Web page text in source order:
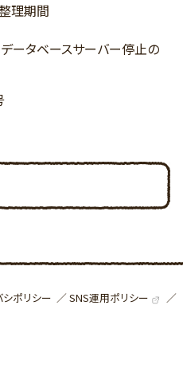
理期間
ータベースサーバー停止の
シポリシー
SNS運用ポリシー